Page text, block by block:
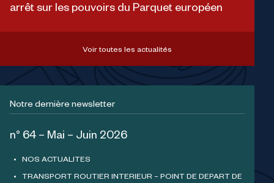
arrêt sur les pouvoirs du Parquet européen
Voir toutes les actualités
Notre dernière newsletter
n° 64 – Mai – Juin 2026
NOS ACTUALITES
TRANSPORT ROUTIER INTERIEUR – POINT DE DEPART DE